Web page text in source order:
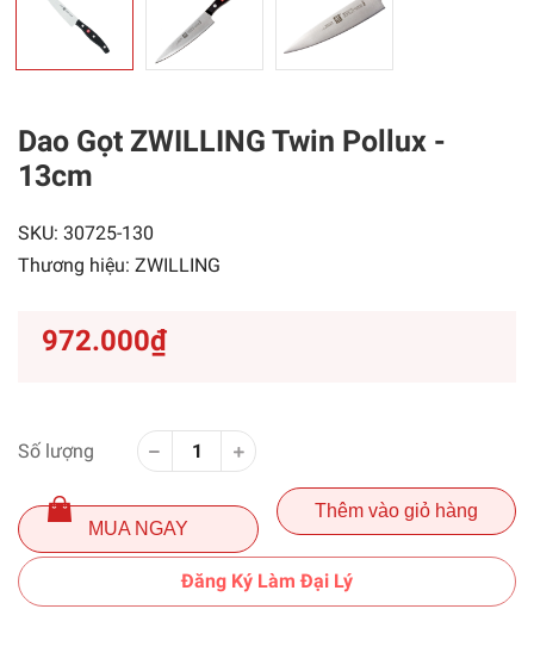
Dao Gọt ZWILLING Twin Pollux -
13cm
SKU: 30725-130
Thương hiệu: ZWILLING
972.000₫
Số lượng
MUA NGAY
Thêm vào giỏ hàng
Đăng Ký Làm Đại Lý